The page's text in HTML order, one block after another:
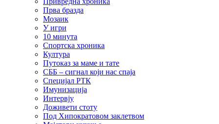
Прва бразда
Мозаик
У игри
10 минута
Спортска хроника
Култура
Путоказ за маме и тате
СББ – сигнал који нас спаја
Специјал РТК
Имунизација
Интервју
Доживети стоту
Под Хипократовом заклетвом